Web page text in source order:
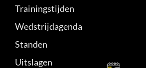
Trainingstijden
Wedstrijdagenda
Standen
Uitslagen